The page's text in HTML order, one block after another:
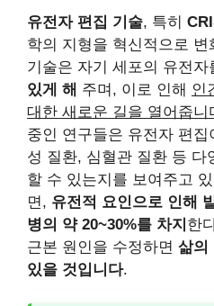
유전자 편집 기술, 특히
학의 지형을 혁신적으로 변
기술은 자기 세포의 유전자
있게 해 주며, 이로 인해 인
대한 새로운 길을 열어줍니
중인 연구들은 유전자 편
성 질환, 심혈관 질환 등 다
할 수 있는지를 보여주고
면, 유전적 요인으로 인해
병의 약 20~30%를 차지 한
근본 원인을 수정하면 삶의
있을 것입니다.